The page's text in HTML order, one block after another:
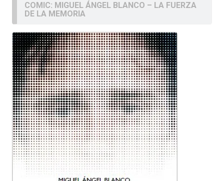
COMIC: MIGUEL ÁNGEL BLANCO – LA FUERZA
DE LA MEMORIA